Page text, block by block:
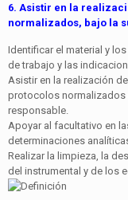
6. Asistir en la
normalizados, bajo la
Identificar el material y
de trabajo y las
Asistir en la realización
protocolos normalizados
responsable.
Apoyar al facultativo en
determinaciones
Realizar la limpieza, la
del instrumental y de los